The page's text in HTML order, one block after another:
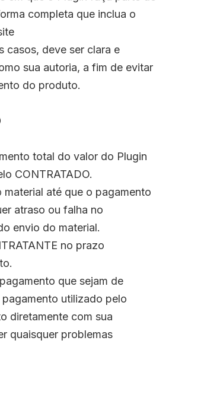
completa que inclua o
casos, deve ser clara e
sua autoria, a fim de evitar
do produto.
total do valor do Plugin
CONTRATADO.
até que o pagamento
atraso ou falha no
envio do material.
no prazo
que sejam de
utilizado pelo
diretamente com sua
quaisquer problemas